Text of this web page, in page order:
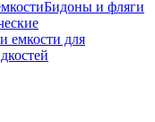
Бидоны и фляги
емкости для